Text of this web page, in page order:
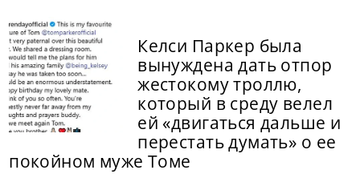
Келси Паркер была
вынуждена дать отпор
жестокому троллю,
который в среду велел
ей «двигаться дальше и
перестать думать» о ее
покойном муже Томе